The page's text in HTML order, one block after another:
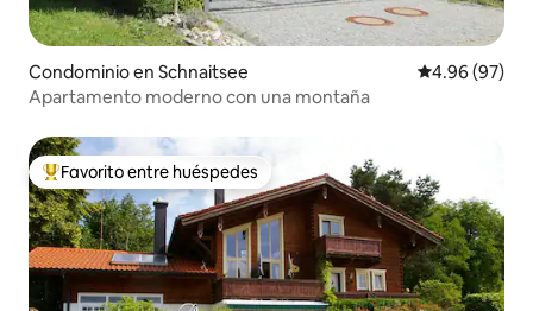
Condominio en Schnaitsee Calificación
4.96 (97)
Apartamento moderno con una montaña
De los mejores en Favorito entre huéspedes
Favorito entre huéspedes